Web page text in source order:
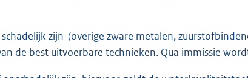
zijn (overige zware metalen,
de best uitvoerbare technieken. Qua immissie